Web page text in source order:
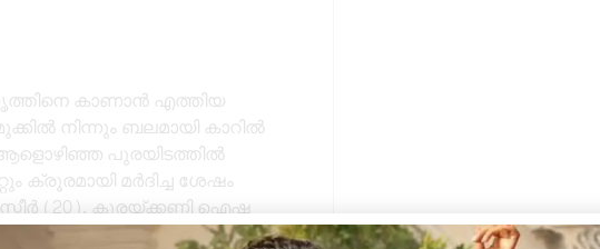
കാണാൻ എത്തിയ
നിന്നും ബലമായി കാറിൽ
ആളൊഴിഞ്ഞ പുരയിടത്തിൽ
മർദിച്ച ശേഷം
(20), കുരയ്ക്കണ്ണി ഐഷ
മൻസിലിൽ ബെദിൻ ഷാ